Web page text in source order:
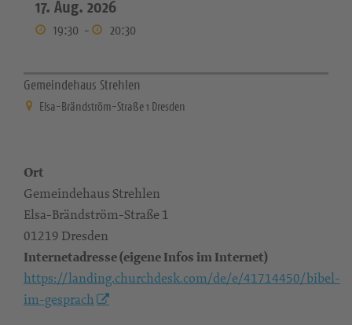
17. Aug. 2026
19:30 - 20:30
Gemeindehaus Strehlen
Elsa-Brändström-Straße 1 Dresden
Ort
Gemeindehaus Strehlen
Elsa-Brändström-Straße 1
01219 Dresden
Internetadresse (eigene Infos im Internet)
https://landing.churchdesk.com/de/e/41714450/bibel-
im-gesprach